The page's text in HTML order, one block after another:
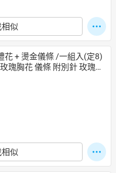
相似
花 + 燙金儀條 /一組入(定8)
瑰胸花 儀條 附別針 玫瑰花
10%點數(單一帳號最高15
相似